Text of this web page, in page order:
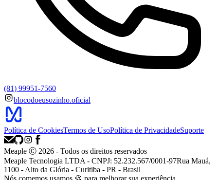
(81) 99951-7560
blocodoeusozinho.oficial
Política de CookiesTermos de UsoPolítica de PrivacidadeSuporte
Meaple Ⓒ 2026 - Todos os direitos reservados
Meaple Tecnologia LTDA - CNPJ: 52.232.567/0001-97Rua Mauá,
1100 - Alto da Glória - Curitiba - PR - Brasil